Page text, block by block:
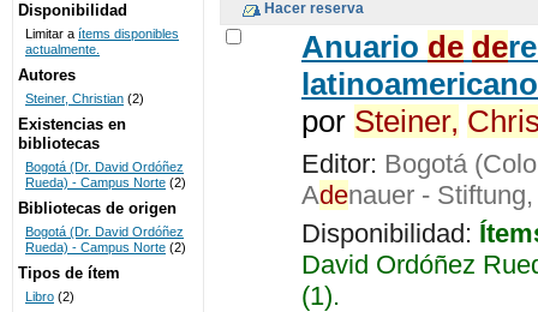
BIBLIOTECAS
UNICOC
Anuario de de
por Steiner,
Editor: Bogotá
Adenauer -
Disponibilidad:
David Ordóñez
(1).
Disponibilidad
Limitar a ítems disponibles
actualmente.
Autores
Steiner, Christian (2)
Existencias en
bibliotecas
Bogotá (Dr. David Ordóñez
Rueda) - Campus Norte (2)
Bibliotecas de origen
Bogotá (Dr. David Ordóñez
Rueda) - Campus Norte (2)
Tipos de ítem
Libro (2)